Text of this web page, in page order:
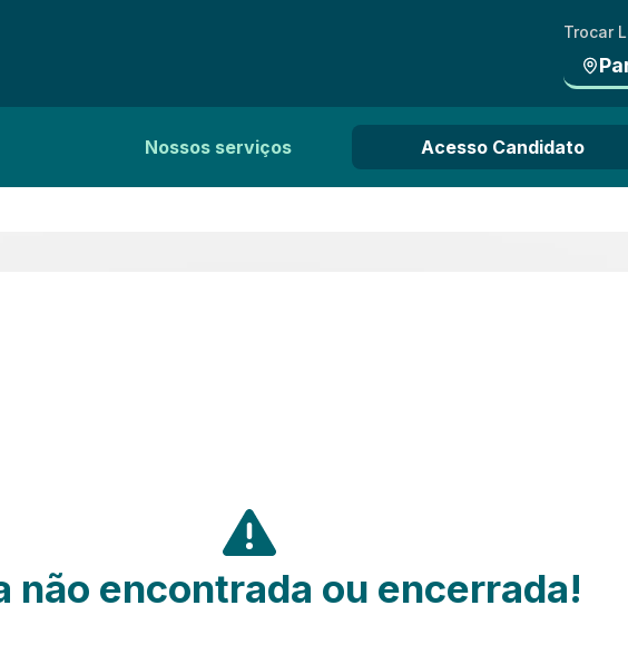
Trocar
Nossos serviços Acesso Candidato
não encontrada ou encerrada!